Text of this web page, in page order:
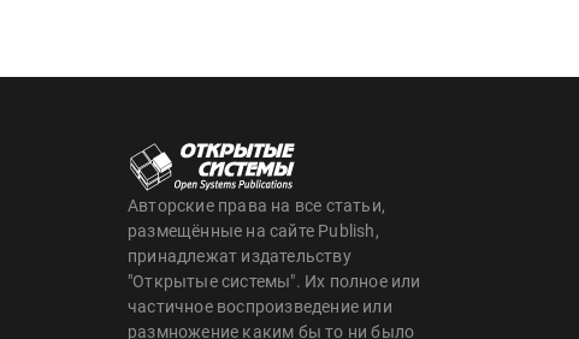
Авторские права на все статьи,
размещённые на сайте Publish,
принадлежат издательству
"Открытые системы". Их полное или
частичное воспроизведение или
размножение каким бы то ни было